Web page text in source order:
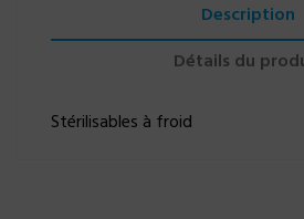
Description
Détails du
Stérilisables à froid